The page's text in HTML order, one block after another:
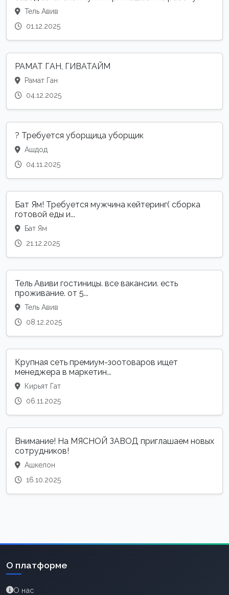
Тель Авив
01.12.2025
РАМАТ ГАН, ГИВАТАЙМ
Рамат Ган
04.12.2025
? Требуется уборщица уборщик
Ашдод
04.11.2025
Бат Ям! Требуется мужчина кейтеринг( сборка
готовой еды и...
Бат Ям
21.12.2025
Тель Авиви гостиницы. все вакансии. есть
проживание. от 5...
Тель Авив
08.12.2025
Крупная сеть премиум-зоотоваров ищет
менеджера в маркетин...
Кирьят Гат
06.11.2025
Внимание! На МЯСНОЙ ЗАВОД приглашаем новых
сотрудников!
Ашкелон
16.10.2025
О платформе
О нас